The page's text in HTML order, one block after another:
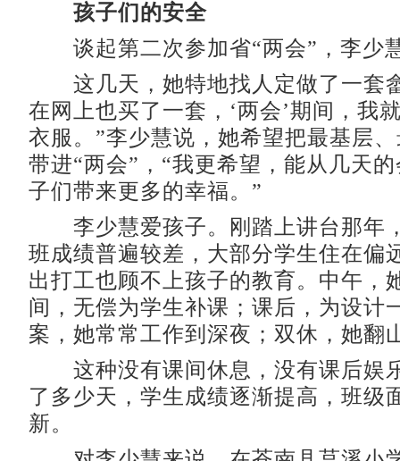
孩子们的安全
谈起第二次参加省“两会”，李少
这几天，她特地找人定做了一套
在网上也买了一套，‘两会’期间，我
衣服。”李少慧说，她希望把最基层
带进“两会”，“我更希望，能从几天
子们带来更多的幸福。”
李少慧爱孩子。刚踏上讲台那年
班成绩普遍较差，大部分学生住在偏
出打工也顾不上孩子的教育。中午，
间，无偿为学生补课；课后，为设计
案，她常常工作到深夜；双休，她翻
这种没有课间休息，没有课后娱
了多少天，学生成绩逐渐提高，班级
新。